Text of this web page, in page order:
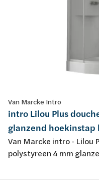
Van Marcke Intro
intro Lilou Plus
glanzend
Van Marcke intro - Lilou
polystyreen 4 mm
kwartrond - douchetub